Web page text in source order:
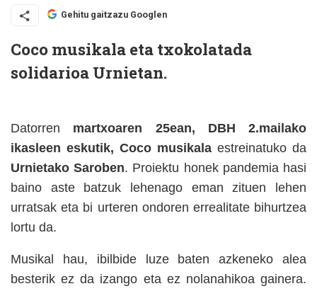
Gehitu gaitzazu Googlen
Coco musikala eta txokolatada
solidarioa Urnietan.
Datorren martxoaren 25ean, DBH 2.mailako
ikasleen eskutik, Coco musikala estreinatuko da
Urnietako Saroben. Proiektu honek pandemia hasi
baino aste batzuk lehenago eman zituen lehen
urratsak eta bi urteren ondoren errealitate bihurtzea
lortu da.
Musikal hau, ibilbide luze baten azkeneko alea
besterik ez da izango eta ez nolanahikoa gainera.